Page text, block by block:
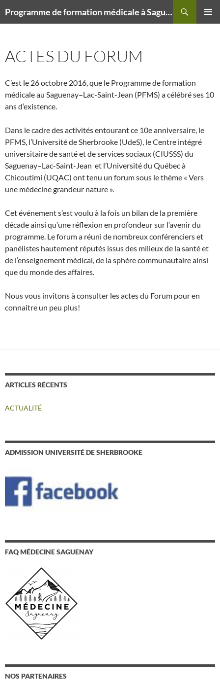
Programme de formation médicale à Saguenay (PFMS) – Doctorat en médecine – Campus délocalisé de Sherbrooke
ACTES DU FORUM
C’est le 26 octobre 2016, que le Programme de formation
médicale au Saguenay–Lac-Saint-Jean (PFMS) a célébré ses 10
ans d’existence.
Dans le cadre des activités entourant ce 10e anniversaire, le
PFMS, l’Université de Sherbrooke (UdeS), le Centre intégré
universitaire de santé et de services sociaux (CIUSSS) du
Saguenay–Lac-Saint-Jean et l’Université du Québec à
Chicoutimi (UQAC) ont tenu un forum sous le thème « Vers
une médecine grandeur nature ».
Cet événement s’est voulu à la fois un bilan de la première
décade ainsi qu’une réflexion en profondeur sur l’avenir du
programme. Le forum a réuni de nombreux conférenciers et
panélistes hautement réputés issus des milieux de la santé et
de l’enseignement médical, de la sphère communautaire ainsi
que du monde des affaires.
Nous vous invitons à consulter les actes du Forum pour en
connaitre un peu plus!
ARTICLES RÉCENTS
ACTUALITÉ
ADMISSION UNIVERSITÉ DE SHERBROOKE
FAQ MÉDECINE SAGUENAY
NOS PARTENAIRES